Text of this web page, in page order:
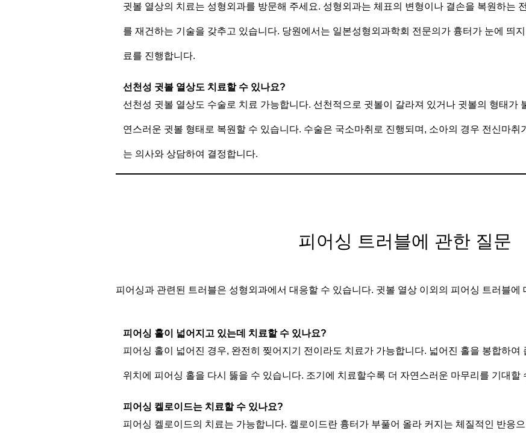
귓볼 열상의 치료는 성형외과를 방문해 주세요. 성형외과는 체표의 변형이나 결손을 복원하는
를 재건하는 기술을 갖추고 있습니다. 당원에서는 일본성형외과학회 전문의가 흉터가 눈에 띄
료를 진행합니다.
선천성 귓볼 열상도 치료할 수 있나요?
선천성 귓볼 열상도 수술로 치료 가능합니다. 선천적으로 귓볼이 갈라져 있거나 귓볼의 형태가
연스러운 귓볼 형태로 복원할 수 있습니다. 수술은 국소마취로 진행되며, 소아의 경우 전신마취
는 의사와 상담하여 결정합니다.
피어싱 트러블에 관한 질문
피어싱과 관련된 트러블은 성형외과에서 대응할 수 있습니다. 귓볼 열상 이외의 피어싱 트러블에
피어싱 홀이 넓어지고 있는데 치료할 수 있나요?
피어싱 홀이 넓어진 경우, 완전히 찢어지기 전이라도 치료가 가능합니다. 넓어진 홀을 봉합하여
위치에 피어싱 홀을 다시 뚫을 수 있습니다. 조기에 치료할수록 더 자연스러운 마무리를 기대할
피어싱 켈로이드는 치료할 수 있나요?
피어싱 켈로이드의 치료는 가능합니다. 켈로이드란 흉터가 부풀어 올라 커지는 체질적인 반응